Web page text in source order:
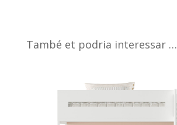
També et podria interessar …